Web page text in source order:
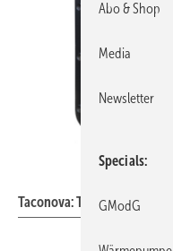
Taconova: TacoTherm Store.
Abo & Shop
Media
Newsletter
Specials
GModG